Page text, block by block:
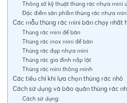
Thông số kỹ thuật thùng rác nhựa mini
Đặc điểm sản phẩm thùng rác nhựa mini
Các mẫu thùng rác mini bán chạy nhất
Thùng rác mini để bàn
Thùng rác inox mini để bàn
Thùng rác đạp nhựa mini
Thùng rác gia đình nắp lật
Thùng rác mini thông minh
Các tiêu chí khi lựa chọn thùng rác nhỏ
Cách sử dụng và bảo quản thùng rác
Cách sử dụng: